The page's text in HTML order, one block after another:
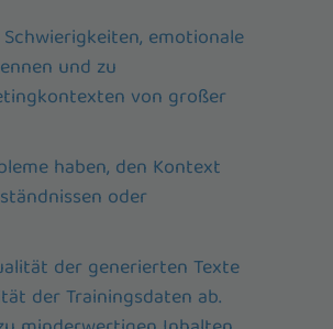
emotionale
und zu
von großer
haben, den Kontext
oder
der generierten Texte
der Trainingsdaten ab.